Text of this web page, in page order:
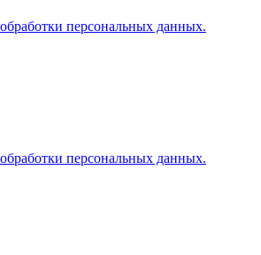
персональных данных.
персональных данных.